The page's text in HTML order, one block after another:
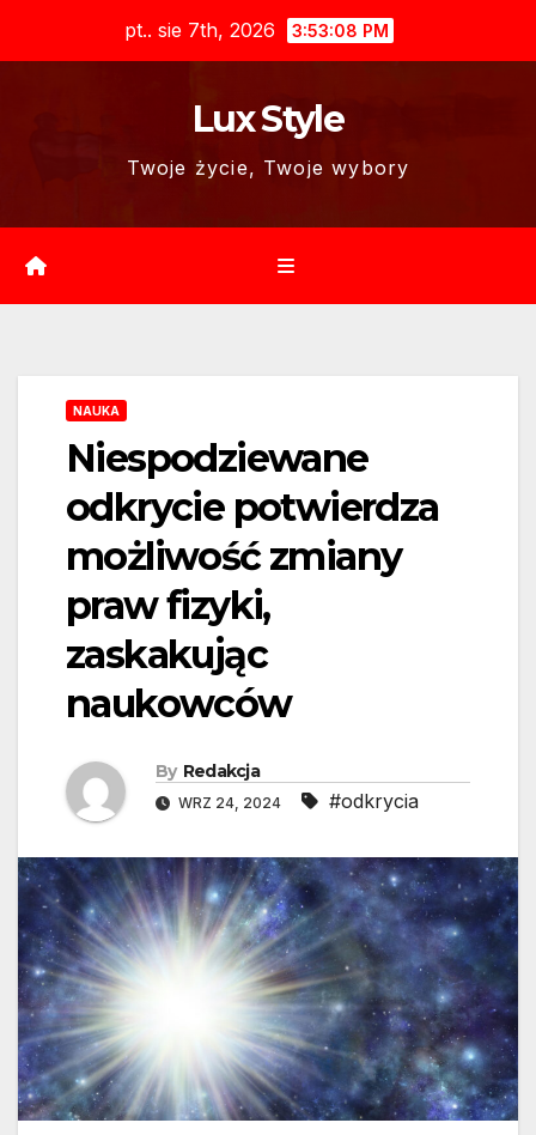
pt.. sie 7th, 2026 3:53:09 PM
Lux Style
Twoje życie, Twoje wybory
NAUKA
Niespodziewane
odkrycie potwierdza
możliwość zmiany
praw fizyki,
zaskakując
naukowców
By Redakcja
WRZ 24, 2024 #odkrycia